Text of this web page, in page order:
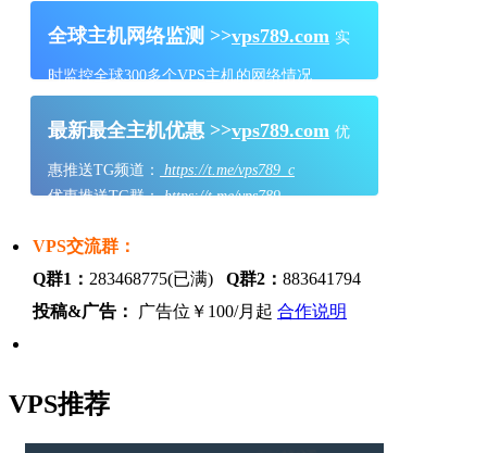
全球主机网络监测 >>vps789.com 实
时监控全球300多个VPS主机的网络情况
最新最全主机优惠 >>vps789.com 优
惠推送TG频道：
https://t.me/vps789_c
优惠推送TG群：https://t.me/vps789
VPS交流群：
Q群1： 283468775(已满) Q群2： 883641794
投稿&广告：
广告位￥100/月起 合作说明
VPS推荐